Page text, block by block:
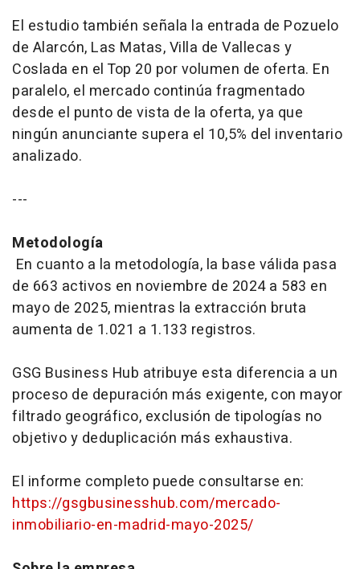
El estudio también señala la entrada de Pozuelo
de Alarcón, Las Matas, Villa de Vallecas y
Coslada en el Top 20 por volumen de oferta. En
paralelo, el mercado continúa fragmentado
desde el punto de vista de la oferta, ya que
ningún anunciante supera el 10,5% del inventario
analizado.
---
Metodología
En cuanto a la metodología, la base válida pasa
de 663 activos en noviembre de 2024 a 583 en
mayo de 2025, mientras la extracción bruta
aumenta de 1.021 a 1.133 registros.
GSG Business Hub atribuye esta diferencia a un
proceso de depuración más exigente, con mayor
filtrado geográfico, exclusión de tipologías no
objetivo y deduplicación más exhaustiva.
El informe completo puede consultarse en:
https://gsgbusinesshub.com/mercado-
inmobiliario-en-madrid-mayo-2025/